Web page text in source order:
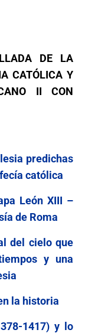
DE LA
CATÓLICA Y
II CON
predichas
católica
León XIII –
de Roma
del cielo que
y una
la historia
1417) y lo